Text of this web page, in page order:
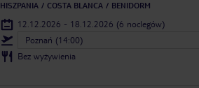
HISZPANIA COSTA BLANCA BENIDORM
12.12.2026 - 18.12.2026 (6 noclegów)
Poznań (14:00)
Bez wyżywienia